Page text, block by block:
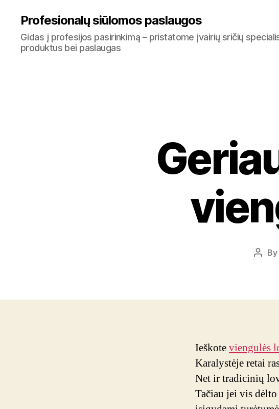
Profesionalų siūlomos paslaugos
Gidas į profesijos pasirinkimą – pristatome įvairių sričių
produktus bei paslaugas
Post
By
Ieškoteviengulės
Karalystėje retai
Net ir tradicinių
Tačiau jei vis